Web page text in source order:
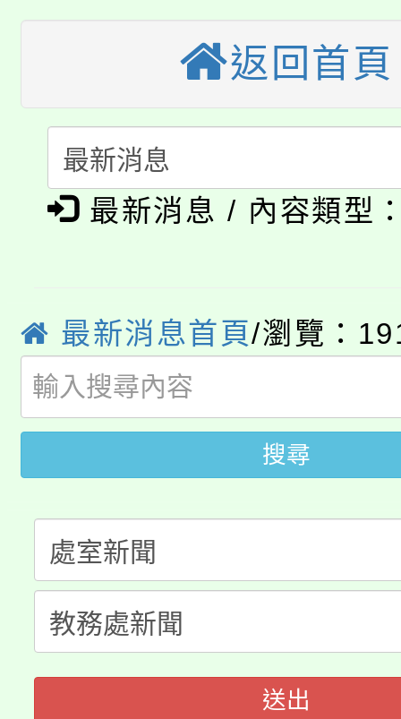
視費優惠，中低收入戶
半價優惠，詳情可洽有
者。
大園自造教育及科技中
份教師增能研習
大溪自造教育及科技
份教師研習
淨零綠生活教案入校路
會
115年食農教育專業人
程
「本色祭」8/29、30在
局官網。
8月14至27日，桃園電
開!
115年桃園市運動會8/
田徑場及游泳池舉行。
桃園市低收入戶享有免
視費優惠，中低收入戶
半價優惠，詳情可洽有
者。
大園自造教育及科技
份教師增能研習
大溪自造教育及科技中
份教師研習
淨零綠生活教案入校路
會
115年食農教育專業人
程
返回首頁
最新消息 / 內容類型
最新消息首頁/瀏覽：
搜尋
送出